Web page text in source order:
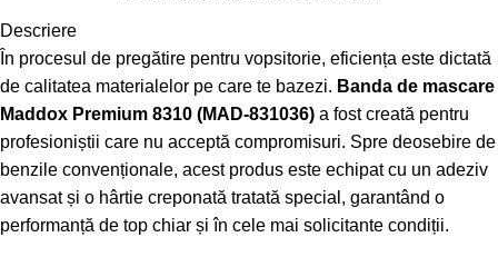
Descriere
În procesul de pregătire pentru vopsitorie, eficiența este dictată
de calitatea materialelor pe care te bazezi. Banda de mascare
Maddox Premium 8310 (MAD-831036) a fost creată pentru
profesioniștii care nu acceptă compromisuri. Spre deosebire de
benzile convenționale, acest produs este echipat cu un adeziv
avansat și o hârtie creponată tratată special, garantând o
performanță de top chiar și în cele mai solicitante condiții.